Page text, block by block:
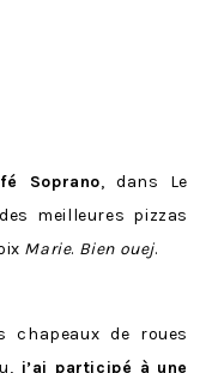
Soprano, dans Le
meilleures pizzas
Marie. Bien ouej.
chapeaux de roues
j’ai participé à une